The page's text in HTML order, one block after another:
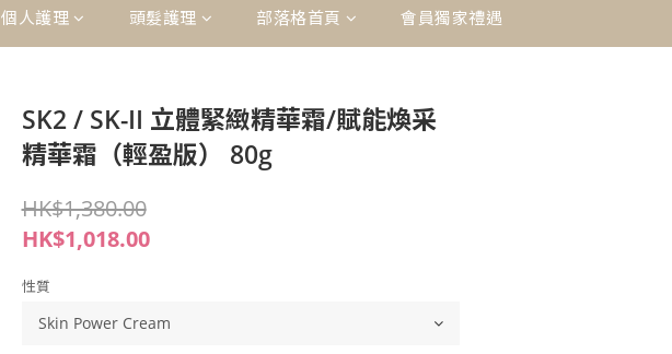
個人護理 頭髮護理 部落格首頁 會員獨家禮遇
SK2 / SK-II 立體緊緻精華霜/賦能煥采
精華霜（輕盈版） 80g
HK$1,380.00
HK$1,018.00
性質